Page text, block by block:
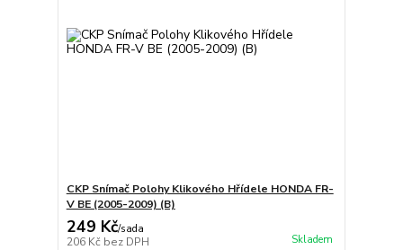
CKP Snímač Polohy Klikového Hřídele HONDA FR-
V BE (2005-2009) (B)
249 Kč/sada
206 Kč bez DPH Skladem